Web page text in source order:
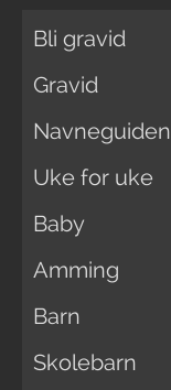
Bli gravid
Gravid
Navneguiden
Uke for uke
Baby
Amming
Barn
Skolebarn